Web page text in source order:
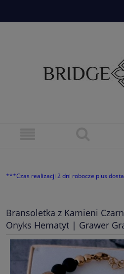
***Czas realizacji 2 dni robocze plus
Bransoletka z Kamieni
Onyks Hematyt | Grawer